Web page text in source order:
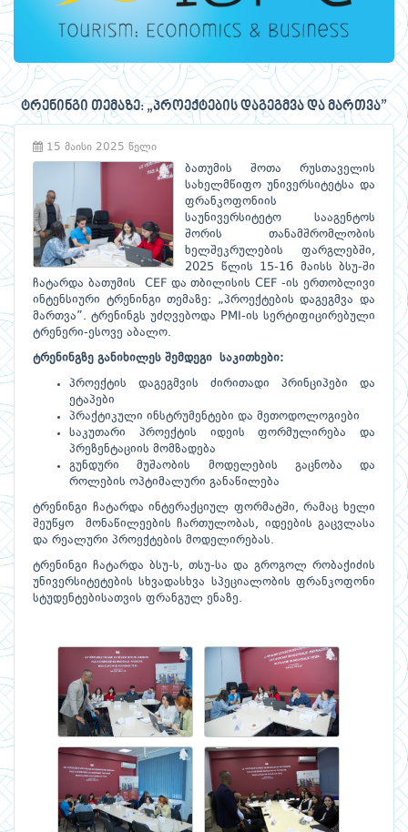
ტრენინგი თემაზე: „პროექტების დაგეგმვა და მართვა”
15 მაისი 2025 წელი
ბათუმის შოთა რუსთაველის
სახელმწიფო უნივერსიტეტსა და
ფრანკოფონიის
საუნივერსიტეტო სააგენტოს
შორის თანამშრომლობის
ხელშეკრულების ფარგლებში,
2025 წლის 15-16 მაისს ბსუ-ში
ჩატარდა ბათუმის CEF და თბილისის CEF -ის ერთობლივი
ინტენსიური ტრენინგი თემაზე: „პროექტების დაგეგმვა და
მართვა”. ტრენინგს უძღვებოდა PMI-ის სერტიფიცირებული
ტრენერი-ესოვე აბალო.
ტრენინგზე განიხილეს შემდეგი საკითხები:
პროექტის დაგეგმვის ძირითადი პრინციპები და
ეტაპები
პრაქტიკული ინსტრუმენტები და მეთოდოლოგიები
საკუთარი პროექტის იდეის ფორმულირება და
პრეზენტაციის მომზადება
გუნდური მუშაობის მოდელების გაცნობა და
როლების ოპტიმალური განაწილება
ტრენინგი ჩატარდა ინტერაქციულ ფორმატში, რამაც ხელი
შეუწყო მონაწილეების ჩართულობას, იდეების გაცვლასა
და რეალური პროექტების მოდელირებას.
ტრენინგი ჩატარდა ბსუ-ს, თსუ-სა და გროგოლ რობაქიძის
უნივერსიტეტების სხვადასხვა სპეციალობის ფრანკოფონი
სტუდენტებისათვის ფრანგულ ენაზე.